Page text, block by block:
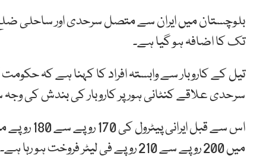
تک کا اضافہ ہو گیا ہے۔
تیل کے کاروبار سے وابستہ افراد کا کہنا ہے کہ
سرحدی علاقے کنٹانی ہور پر کاروبار کی بندش کی
اس سے قبل
میں 200 روپے سے 210 روپے فی لیٹر فروخت ہو رہا ہے۔